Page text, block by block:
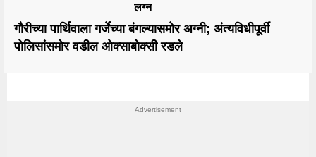
लग्न
गौरीच्या पार्थिवाला गर्जेच्या बंगल्यासमोर अग्नी; अंत्यविधीपूर्वी
पोलिसांसमोर वडील ओक्साबोक्सी रडले